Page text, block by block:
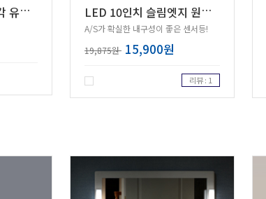
L
ED 샌딩 화이트 사각 유리철판 직부등 15W L
ED 10인치 슬림엣지 원형 센서등 20W
A/S가 확실한 내구성이 좋은 센서등!
19,875원 15,900원
리뷰 : 1